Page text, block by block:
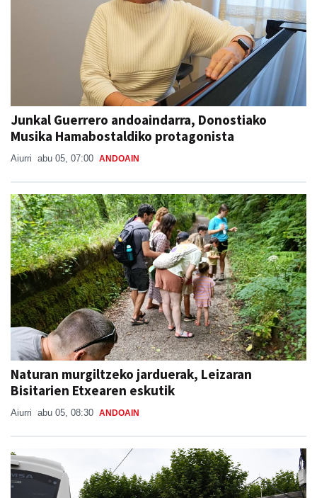
Junkal Guerrero andoaindarra, Donostiako
Musika Hamabostaldiko protagonista
Aiurri abu 05, 07:00 ANDOAIN
Naturan murgiltzeko jarduerak, Leizaran
Bisitarien Etxearen eskutik
Aiurri abu 05, 08:30 ANDOAIN